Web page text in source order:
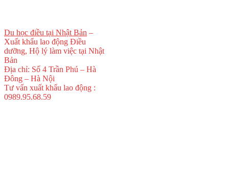
Du học điều tại Nhật Bản –
Xuất khẩu lao động Điều
dưỡng, Hộ lý làm việc tại Nhật
Bản
Địa chỉ: Số 4 Trần Phú – Hà
Đông – Hà Nội
Tư vấn xuất khẩu lao động :
0989.95.68.59